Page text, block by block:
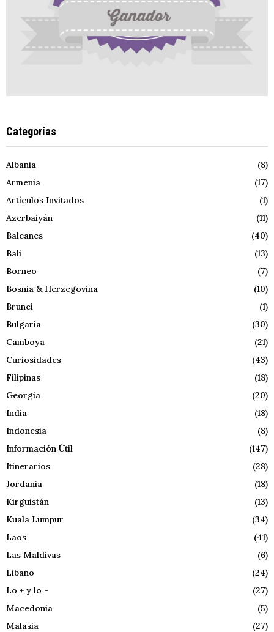
Categorías
Albania
(8)
Armenia
(17)
Artículos Invitados
(1)
Azerbaiyán
(11)
Balcanes
(40)
Bali
(13)
Borneo
(7)
Bosnia & Herzegovina
(10)
Brunei
(1)
Bulgaria
(30)
Camboya
(21)
Curiosidades
(43)
Filipinas
(18)
Georgia
(20)
India
(18)
Indonesia
(8)
Información Útil
(147)
Itinerarios
(28)
Jordania
(18)
Kirguistán
(13)
Kuala Lumpur
(34)
Laos
(41)
Las Maldivas
(6)
Líbano
(24)
Lo + y lo –
(27)
Macedonia
(5)
Malasia
(27)